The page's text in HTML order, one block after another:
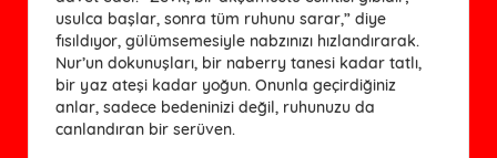
usulca başlar, sonra tüm ruhunu sarar,” diye
fısıldıyor, gülümsemesiyle nabzınızı hızlandırarak.
Nur’un dokunuşları, bir naberry tanesi kadar tatlı,
bir yaz ateşi kadar yoğun. Onunla geçirdiğiniz
anlar, sadece bedeninizi değil, ruhunuzu da
canlandıran bir serüven.